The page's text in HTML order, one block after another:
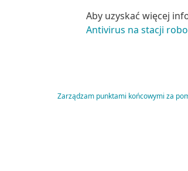
Aby uzyskać więcej
Antivirus na stacji
Zarządzam punktami końcowymi za